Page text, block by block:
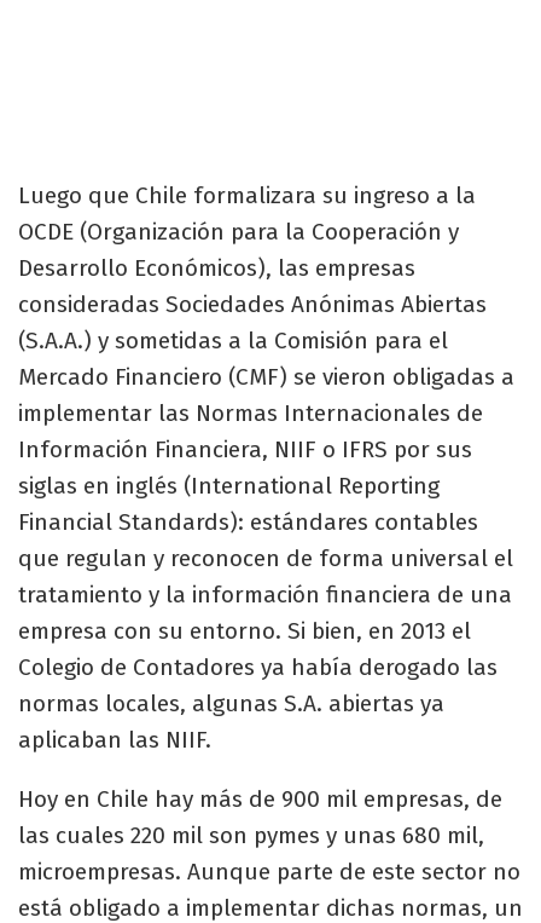
Luego que Chile formalizara su ingreso a la
OCDE (Organización para la Cooperación y
Desarrollo Económicos), las empresas
consideradas Sociedades Anónimas Abiertas
(S.A.A.) y sometidas a la Comisión para el
Mercado Financiero (CMF) se vieron obligadas a
implementar las Normas Internacionales de
Información Financiera, NIIF o IFRS por sus
siglas en inglés (International Reporting
Financial Standards): estándares contables
que regulan y reconocen de forma universal el
tratamiento y la información financiera de una
empresa con su entorno. Si bien, en 2013 el
Colegio de Contadores ya había derogado las
normas locales, algunas S.A. abiertas ya
aplicaban las NIIF.
Hoy en Chile hay más de 900 mil empresas, de
las cuales 220 mil son pymes y unas 680 mil,
microempresas. Aunque parte de este sector no
está obligado a implementar dichas normas, un